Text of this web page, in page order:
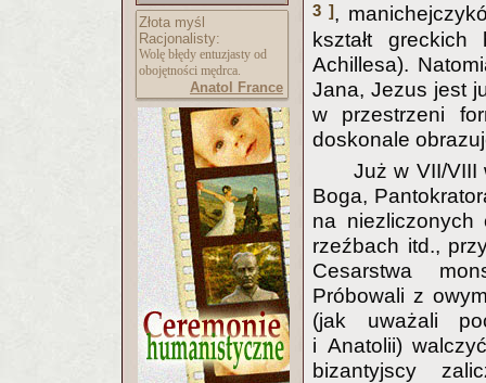
Złota myśl
Racjonalisty:
Wolę błędy entuzjasty od
obojętności mędrca.
Anatol France
3 ],
kształt
Achillesa).
Jana, Jezus jest
w przestrzeni
doskonale
Już w VII/VIII
Boga,
na niezliczonych
rzeźbach itd.,
Cesarstwa
Próbowali z
(jak uważali
i Anatolii)
bizantyjscy